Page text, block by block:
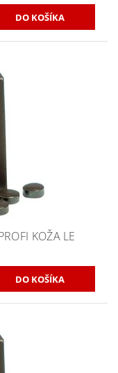
KOŽA LE